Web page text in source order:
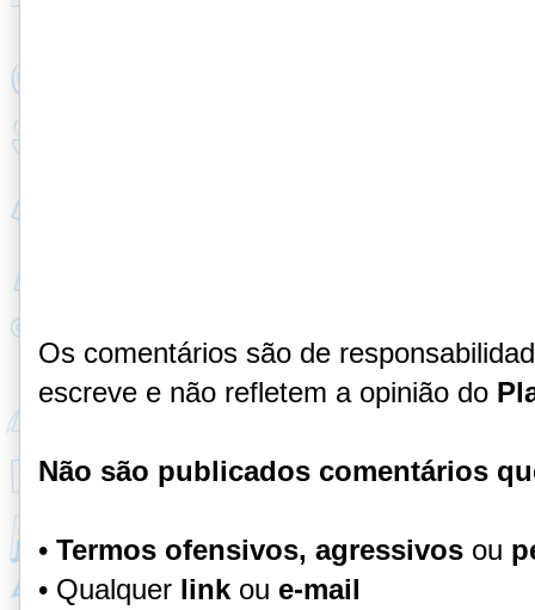
Os comentários são de
escreve e não refletem a opinião do
Não são publicados comentários
• Termos ofensivos, agressivos ou
• Qualquer link ou e-mail